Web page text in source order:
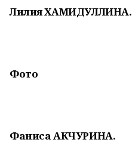
Лилия ХАМИДУЛЛИНА.
Фото
Фаниса АКЧУРИНА.